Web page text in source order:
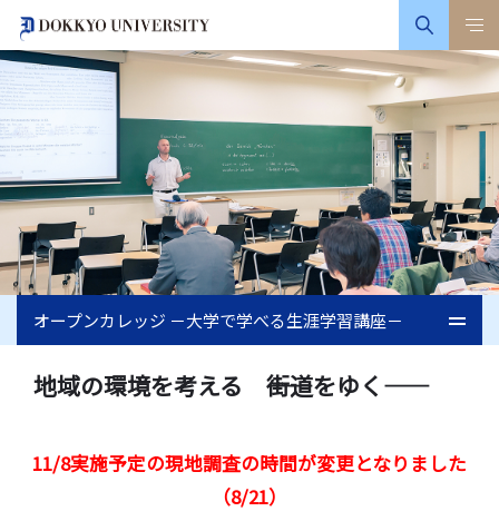
オープンカレッジ －大学で学べる生涯学習講座－
地域の環境を考える ――街道をゆく――
11/8実施予定の現地調査の時間が変更となりました
（8/21）